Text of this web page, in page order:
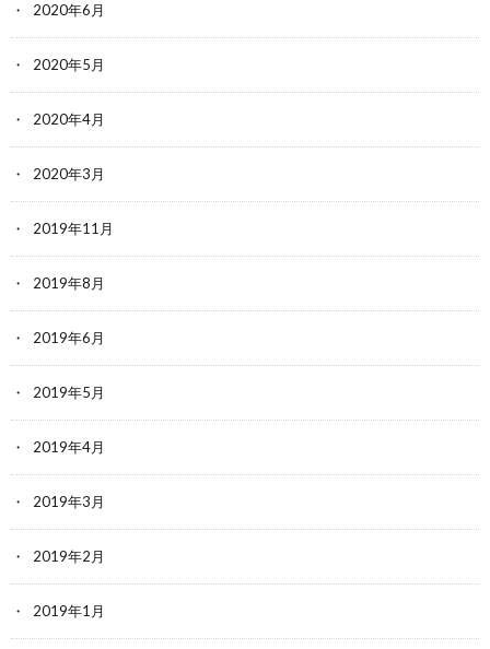
2020年6月
2020年5月
2020年4月
2020年3月
2019年11月
2019年8月
2019年6月
2019年5月
2019年4月
2019年3月
2019年2月
2019年1月